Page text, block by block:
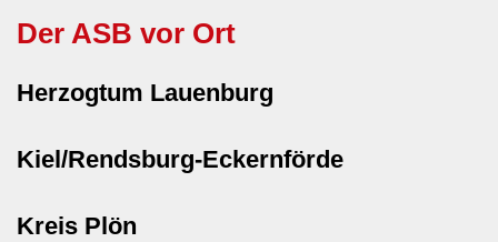
Der ASB vor Ort
Herzogtum Lauenburg
Kiel/Rendsburg-Eckernförde
Kreis Plön